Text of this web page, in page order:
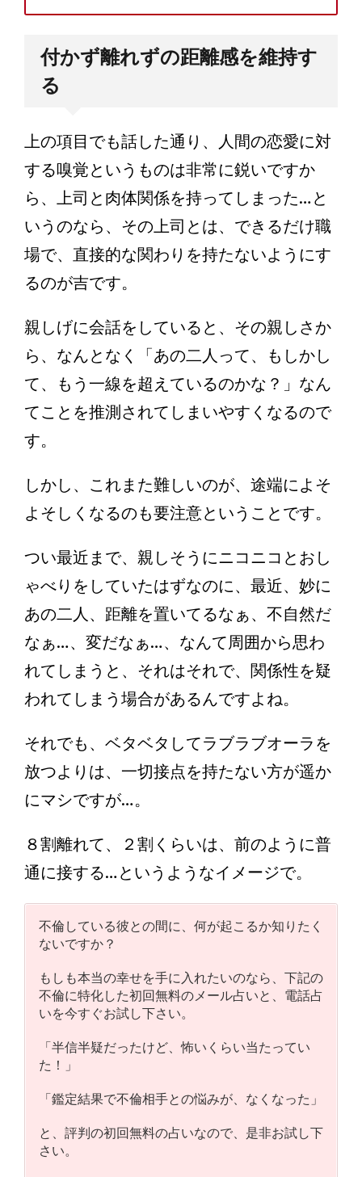
付かず離れずの距離感を維持す
る
上の項目でも話した通り、人間の恋愛に対
する嗅覚というものは非常に鋭いですか
ら、上司と肉体関係を持ってしまった…と
いうのなら、その上司とは、できるだけ職
場で、直接的な関わりを持たないようにす
るのが吉です。
親しげに会話をしていると、その親しさか
ら、なんとなく「あの二人って、もしかし
て、もう一線を超えているのかな？」なん
てことを推測されてしまいやすくなるので
す。
しかし、これまた難しいのが、途端によそ
よそしくなるのも要注意ということです。
つい最近まで、親しそうにニコニコとおし
ゃべりをしていたはずなのに、最近、妙に
あの二人、距離を置いてるなぁ、不自然だ
なぁ…、変だなぁ…、なんて周囲から思わ
れてしまうと、それはそれで、関係性を疑
われてしまう場合があるんですよね。
それでも、ベタベタしてラブラブオーラを
放つよりは、一切接点を持たない方が遥か
にマシですが…。
８割離れて、２割くらいは、前のように普
通に接する…というようなイメージで。
不倫している彼との間に、何が起こるか知りたく
ないですか？
もしも本当の幸せを手に入れたいのなら、下記の
不倫に特化した初回無料のメール占いと、電話占
いを今すぐお試し下さい。
「半信半疑だったけど、怖いくらい当たってい
た！」
「鑑定結果で不倫相手との悩みが、なくなった」
と、評判の初回無料の占いなので、是非お試し下
さい。